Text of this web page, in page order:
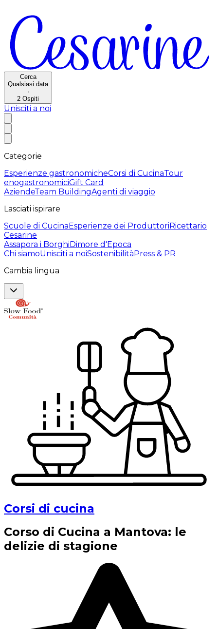
Cerca
Qualsiasi data
·
2 Ospiti
Unisciti a noi
Categorie
Esperienze gastronomicheCorsi di CucinaTour
enogastronomiciGift Card
AziendeTeam BuildingAgenti di viaggio
Lasciati ispirare
Scuole di CucinaEsperienze dei ProduttoriRicettario
Cesarine
Assapora i BorghiDimore d'Epoca
Chi siamoUnisciti a noiSostenibilitàPress & PR
Cambia lingua
Corsi di cucina
Corso di Cucina a Mantova: le
delizie di stagione